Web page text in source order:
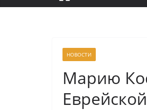
НОВОСТИ
Марию